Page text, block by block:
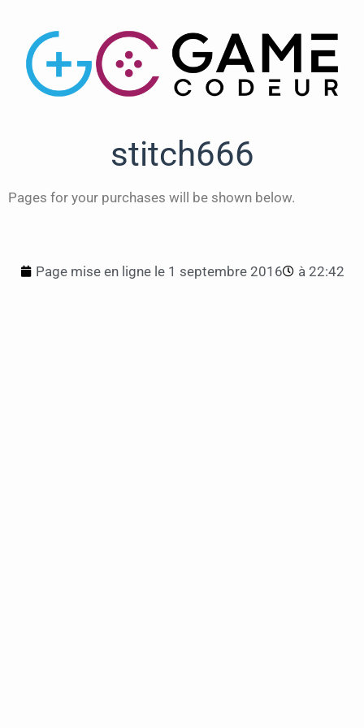
stitch666
Pages for your purchases will be shown below.
Page mise en ligne le 1 septembre 2016 à 22:42